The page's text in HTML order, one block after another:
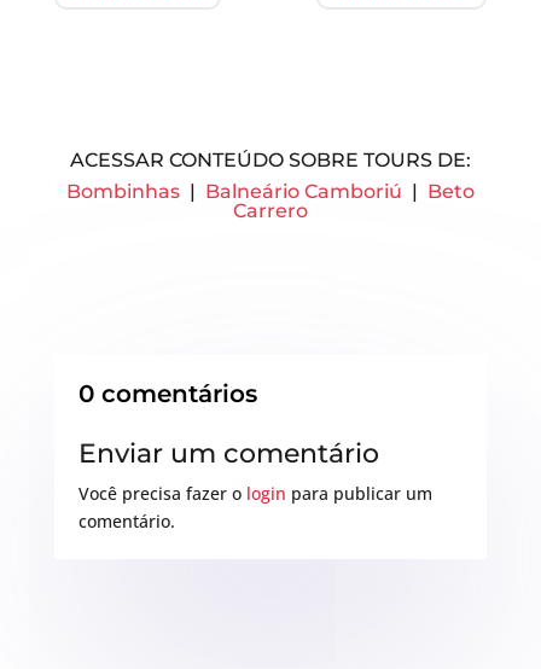
ACESSAR CONTEÚDO SOBRE TOURS DE:
Bombinhas| Balneário Camboriú | Beto
Carrero
0 comentários
Enviar um comentário
Você precisa fazer o login para publicar um
comentário.